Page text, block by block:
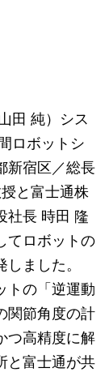
田 純）シス
ロボットシ
新宿区／総長
と富士通株
社長 時田 隆
てロボットの
ました。
トの「逆運動
関節角度の計
つ高精度に解
と富士通が共